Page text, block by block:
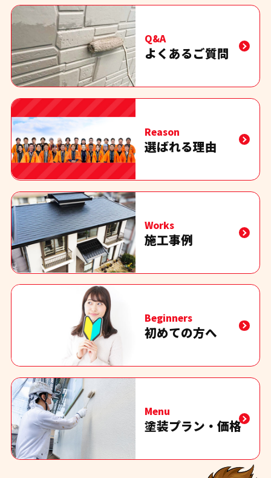
Q&A
よくあるご質問
Reason
選ばれる理由
Works
施工事例
Beginners
初めての方へ
Menu
塗装プラン・価格